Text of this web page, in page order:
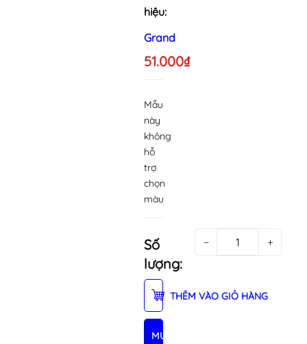
hiệu:
Grand
51.000₫
Mẫu
này
không
hỗ
trợ
chọn
màu
Số
lượng:
− +
THÊM VÀO GIỎ HÀNG
MUA NGAY